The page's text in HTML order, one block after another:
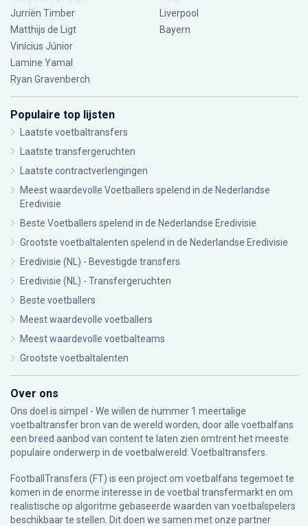
Jurriën Timber
Matthijs de Ligt
Vinícius Júnior
Lamine Yamal
Ryan Gravenberch
Liverpool
Bayern
Populaire top lijsten
Laatste voetbaltransfers
Laatste transfergeruchten
Laatste contractverlengingen
Meest waardevolle Voetballers spelend in de Nederlandse
Eredivisie
Beste Voetballers spelend in de Nederlandse Eredivisie
Grootste voetbaltalenten spelend in de Nederlandse Eredivisie
Eredivisie (NL) - Bevestigde transfers
Eredivisie (NL) - Transfergeruchten
Beste voetballers
Meest waardevolle voetballers
Meest waardevolle voetbalteams
Grootste voetbaltalenten
Over ons
Ons doel is simpel - We willen de nummer 1 meertalige
voetbaltransfer bron van de wereld worden, door alle voetbalfans
een breed aanbod van content te laten zien omtrent het meeste
populaire onderwerp in de voetbalwereld: Voetbaltransfers.
FootballTransfers (FT) is een project om voetbalfans tegemoet te
komen in de enorme interesse in de voetbal transfermarkt en om
realistische op algoritme gebaseerde waarden van voetbalspelers
beschikbaar te stellen. Dit doen we samen met onze partner